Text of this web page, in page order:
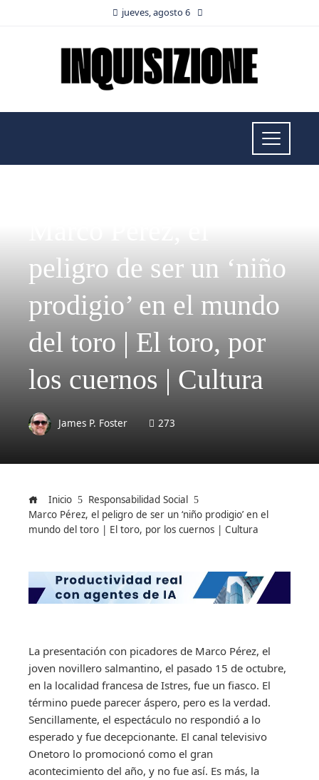
jueves, agosto 6
peligro de ser un ‘niño
prodigio’ en el mundo
del toro | El toro, por
los cuernos | Cultura
James P. Foster 273
Inicio
Responsabilidad Social
Marco Pérez, el peligro de ser un ‘niño prodigio’ en el
mundo del toro | El toro, por los cuernos | Cultura
La presentación con picadores de Marco Pérez, el
joven novillero salmantino, el pasado 15 de octubre,
en la localidad francesa de Istres, fue un fiasco. El
término puede parecer áspero, pero es la verdad.
Sencillamente, el espectáculo no respondió a lo
esperado y fue decepcionante. El canal televisivo
Onetoro lo promocionó como el gran
acontecimiento del año, y no fue así. Es más, la